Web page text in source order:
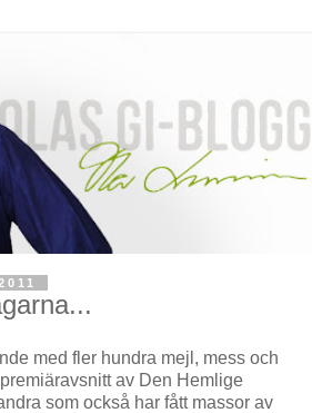
med fler hundra mejl, mess och
av Den Hemlige
som också har fått massor av